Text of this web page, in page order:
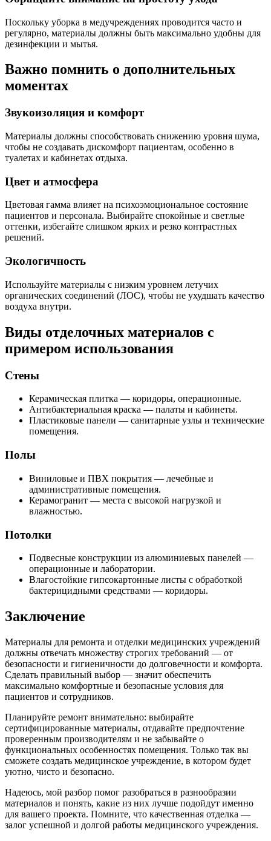
Поскольку уборка в медучреждениях проводится часто и
регулярно, материалы должны быть максимально удобны для
дезинфекции и мытья.
Важно помнить о дополнительных
моментах
Звукоизоляция и комфорт
Материалы должны способствовать снижению уровня шума,
чтобы не создавать дискомфорт пациентам, особенно в
туалетах и кабинетах отдыха.
Цвет и атмосфера
Цветовая гамма влияет на психоэмоциональное состояние
пациентов и персонала. Выбирайте спокойные и светлые
оттенки, избегайте слишком ярких и резко контрастных
решений.
Экологичность
Используйте материалы с низким уровнем летучих
органических соединений (ЛОС), чтобы не ухудшать качество
воздуха внутри.
Виды отделочных материалов с
примером использования
Стены
Керамическая плитка — коридоры, операционные.
Антибактериальная краска — палаты и кабинеты.
Пластиковые панели — санитарные узлы и технические
помещения.
Полы
Виниловые и ПВХ покрытия — лечебные и
административные помещения.
Керамогранит — места с высокой нагрузкой и
влажностью.
Потолки
Подвесные конструкции из алюминиевых панелей —
операционные и лаборатории.
Влагостойкие гипсокартонные листы с обработкой
бактерицидными средствами — коридоры.
Заключение
Материалы для ремонта и отделки медицинских учреждений
должны отвечать множеству строгих требований — от
безопасности и гигиеничности до долговечности и комфорта.
Сделать правильный выбор — значит обеспечить
максимально комфортные и безопасные условия для
пациентов и сотрудников.
Планируйте ремонт внимательно: выбирайте
сертифицированные материалы, отдавайте предпочтение
проверенным производителям и не забывайте о
функциональных особенностях помещения. Только так вы
сможете создать медицинское учреждение, в котором будет
уютно, чисто и безопасно.
Надеюсь, мой разбор помог разобраться в разнообразии
материалов и понять, какие из них лучше подойдут именно
для вашего проекта. Помните, что качественная отделка —
залог успешной и долгой работы медицинского учреждения.